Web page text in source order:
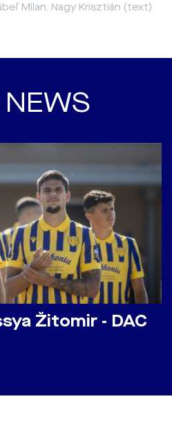
Milan, Nagy Krisztián (text)
Žitomir - DAC